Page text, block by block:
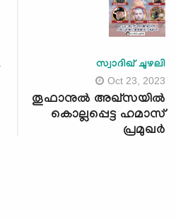
സ്വാദിഖ് ചുഴലി
Oct 23, 2023
തൂഫാനുല്‍ അഖ്‌സയില്‍
കൊല്ലപ്പെട്ട ഹമാസ്
പ്രമുഖര്‍